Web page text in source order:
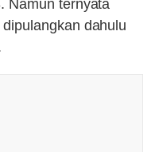
Namun ternyata
dahulu